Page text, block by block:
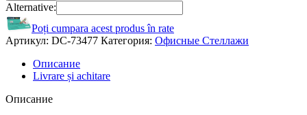
Alternative:
Poți cumpara acest produs în rate
Артикул: DC-73477 Категория: Офисные Стеллажи
Описание
Livrare și achitare
Описание